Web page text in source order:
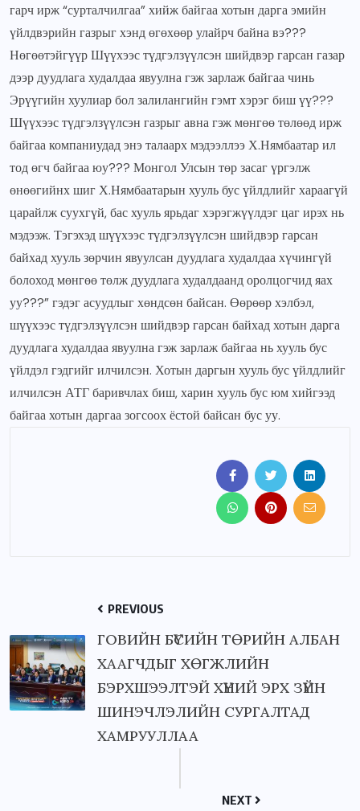
гарч ирж “сурталчилгаа” хийж байгаа хотын дарга эмийн
үйлдвэрийн газрыг хэнд өгөхөөр улайрч байна вэ???
Нөгөөтэйгүүр Шүүхээс түдгэлзүүлсэн шийдвэр гарсан газар
дээр дуудлага худалдаа явуулна гэж зарлаж байгаа чинь
Эрүүгийн хуулиар бол залилангийн гэмт хэрэг биш үү???
Шүүхээс түдгэлзүүлсэн газрыг авна гэж мөнгөө төлөөд ирж
байгаа компаниудад энэ талаарх мэдээллээ Х.Нямбаатар ил
тод өгч байгаа юу??? Монгол Улсын төр засаг үргэлж
өнөөгийнх шиг Х.Нямбаатарын хууль бус үйлдлийг хараагүй
царайлж суухгүй, бас хууль ярьдаг хэрэгжүүлдэг цаг ирэх нь
мэдээж. Тэгэхэд шүүхээс түдгэлзүүлсэн шийдвэр гарсан
байхад хууль зөрчин явуулсан дуудлага худалдаа хүчингүй
болоход мөнгөө төлж дуудлага худалдаанд оролцогчид яах
уу???” гэдэг асуудлыг хөндсөн байсан. Өөрөөр хэлбэл,
шүүхээс түдгэлзүүлсэн шийдвэр гарсан байхад хотын дарга
дуудлага худалдаа явуулна гэж зарлаж байгаа нь хууль бус
үйлдэл гэдгийг илчилсэн. Хотын даргын хууль бус үйлдлийг
илчилсэн АТГ баривчлах биш, харин хууль бус юм хийгээд
байгаа хотын даргаа зогсоох ёстой байсан бус уу.
PREVIOUS
ГОВИЙН БҮСИЙН ТӨРИЙН АЛБАН
ХААГЧДЫГ ХӨГЖЛИЙН
БЭРХШЭЭЛТЭЙ ХҮНИЙ ЭРХ ЗҮЙН
ШИНЭЧЛЭЛИЙН СУРГАЛТАД
ХАМРУУЛЛАА
NEXT